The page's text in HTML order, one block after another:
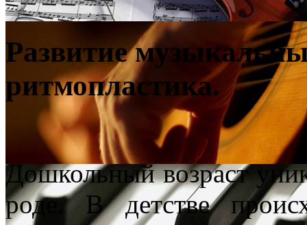
Развитие
ритмопластика.
Дошкольный возраст
роде. В детстве